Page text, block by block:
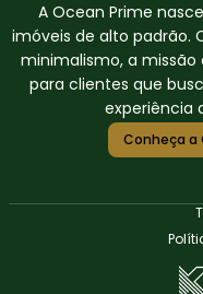
A Ocean Prime
imóveis de alto padrão.
minimalismo, a missão
para clientes que
experiência
Conheça a